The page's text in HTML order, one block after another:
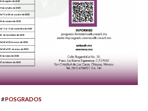
#POSGRADOS